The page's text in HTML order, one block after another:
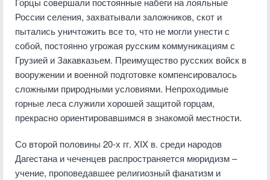
России селения, захватывали заложников, скот и
пытались уничтожить все то, что не могли унести с
собой, постоянно угрожая русским коммуникациям с
Грузией и Закавказьем. Преимущество русских войск в
вооружении и военной подготовке компенсировалось
сложными природными условиями. Непроходимые
горные леса служили хорошей защитой горцам,
прекрасно ориентировавшимся в знакомой местности.
Со второй половины 20-х гг. XIX в. среди народов
Дагестана и чеченцев распространяется мюридизм –
учение, проповедавшее религиозный фанатизм и